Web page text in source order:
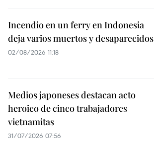
Incendio en un ferry en Indonesia
deja varios muertos y desaparecidos
02/08/2026 11:18
Medios japoneses destacan acto
heroico de cinco trabajadores
vietnamitas
31/07/2026 07:56